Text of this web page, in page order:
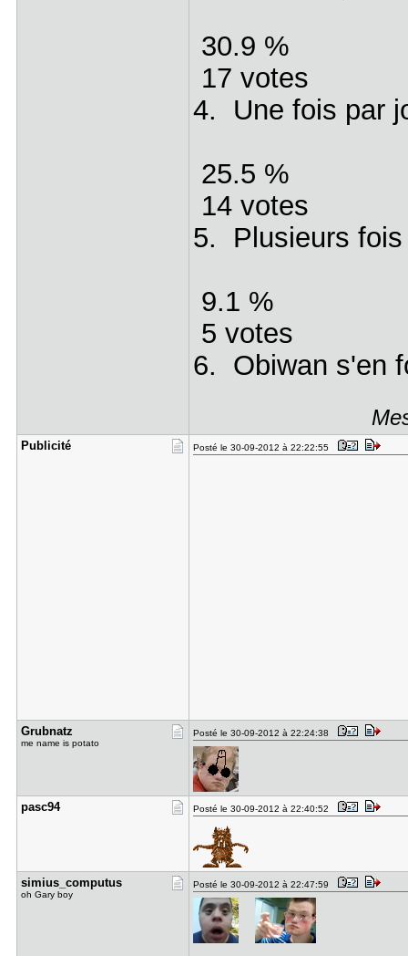
30.9 %
17 votes
4. Une fois par
25.5 %
14 votes
5. Plusieurs fois
9.1 %
5 votes
6. Obiwan s'en
Publicité Posté le 30-09-2012 à 22:22:55
Grubnatz
me name is potato
Posté le 30-09-2012 à 22:24:38
pasc94 Posté le 30-09-2012 à 22:40:52
simius_com​putus
oh Gary boy
Posté le 30-09-2012 à 22:47:59